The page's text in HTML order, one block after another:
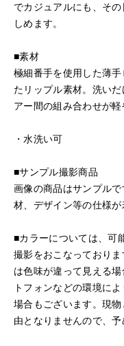
でカジュアルにも、そ
しめます。
■素材
極細番手を使用した薄
たリップル素材。洗い
アー間の組み合わせが軽
・水洗い可
■サンプル撮影商品
画像の商品はサンプル
材、デザイン等の仕様が
■カラーについては、可
撮影をおこなっており
は色味が違って見える
トフォンなどの環境に
場合もございます。現
由となりませんので、予